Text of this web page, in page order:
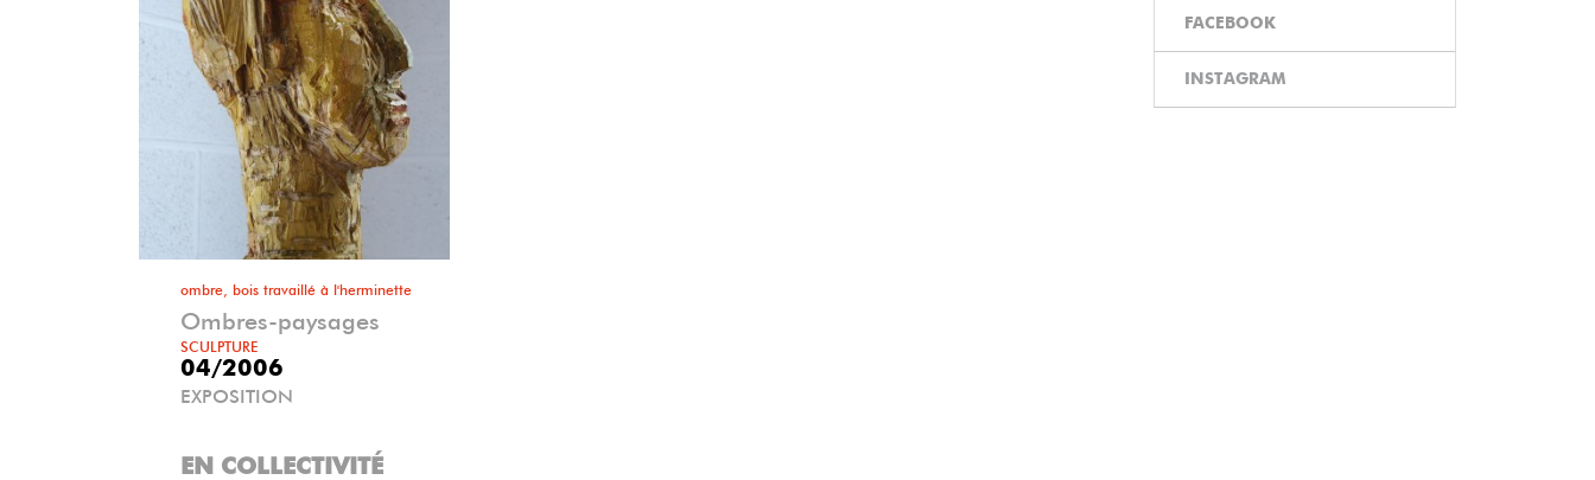
ombre, bois travaillé à l'herminette
Ombres-paysages
SCULPTURE
04/2006
EXPOSITION
EN COLLECTIVITÉ
FACEBOOK
INSTAGRAM